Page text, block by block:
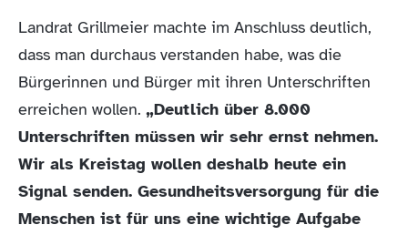
Landrat Grillmeier machte im Anschluss deutlich,
dass man durchaus verstanden habe, was die
Bürgerinnen und Bürger mit ihren Unterschriften
erreichen wollen. „Deutlich über 8.000
Unterschriften müssen wir sehr ernst nehmen.
Wir als Kreistag wollen deshalb heute ein
Signal senden. Gesundheitsversorgung für die
Menschen ist für uns eine wichtige Aufgabe